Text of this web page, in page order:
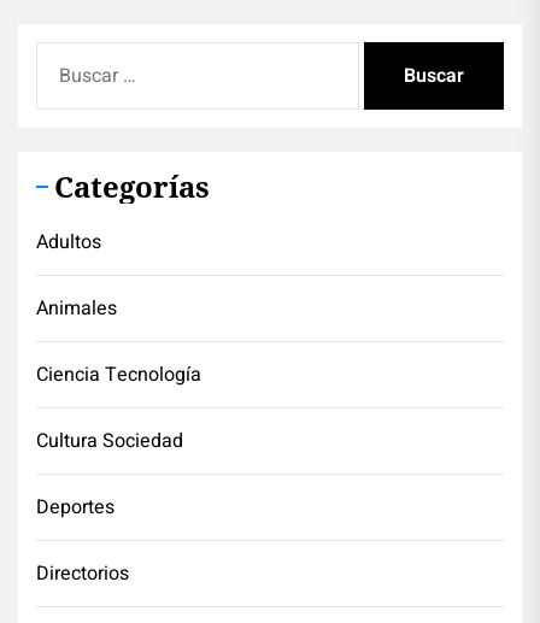
Categorías
Adultos
Animales
Ciencia Tecnología
Cultura Sociedad
Deportes
Directorios